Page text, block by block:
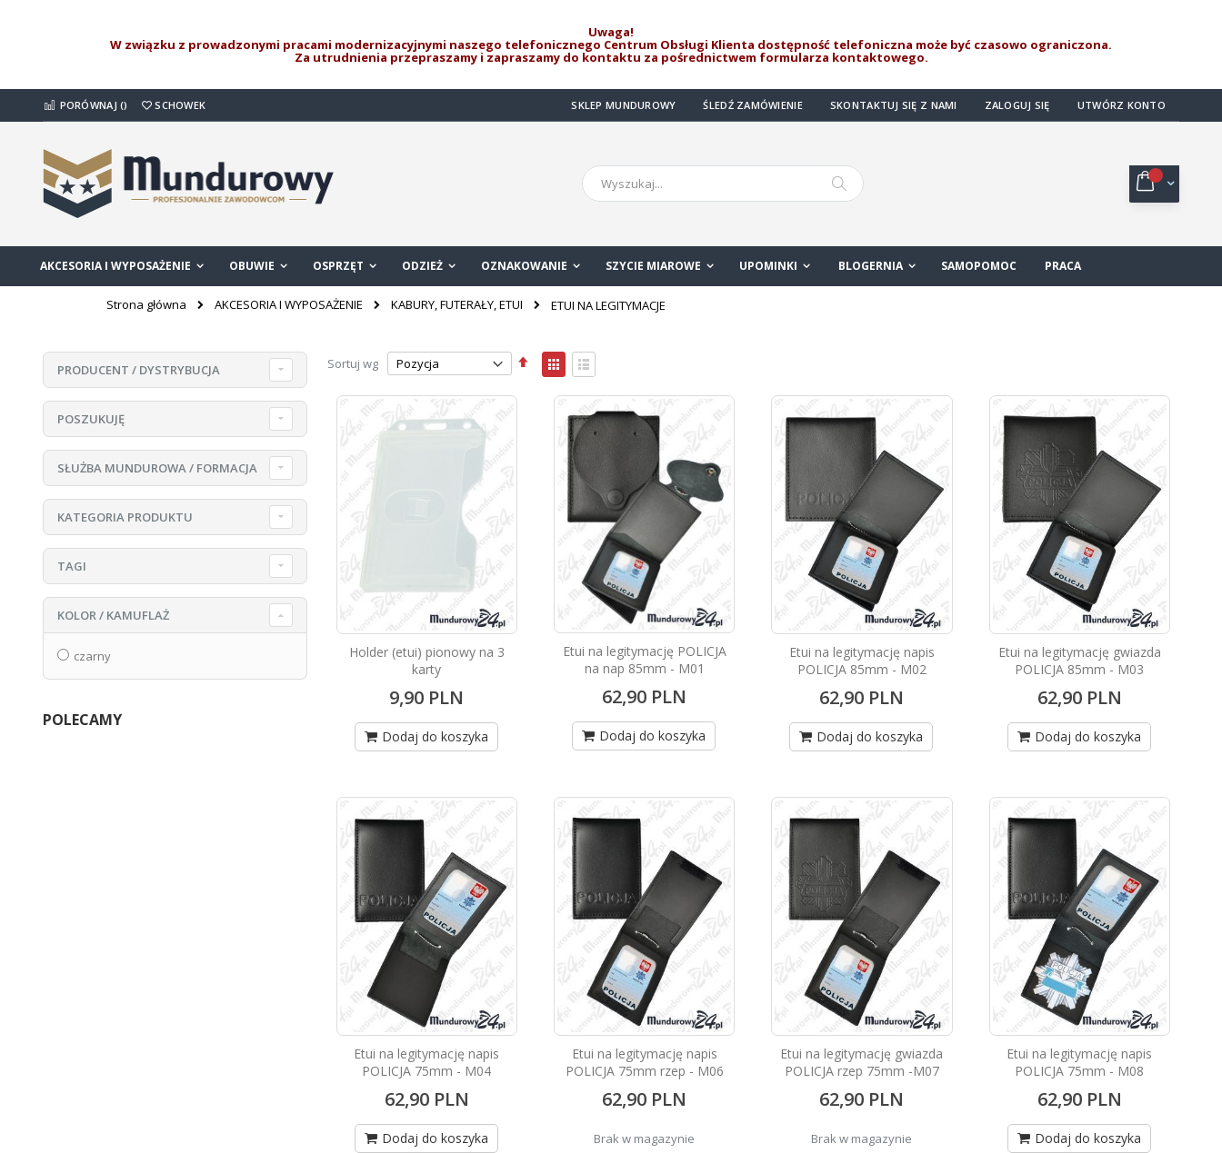
Uwaga!
W związku z prowadzonymi pracami modernizacyjnymi naszego telefonicznego Centrum Obsługi Klienta dostępność telefoniczna może być czasowo ograniczona.
Za utrudnienia przepraszamy i zapraszamy do kontaktu za pośrednictwem formularza kontaktowego.
Przejdź
do
SKLEP MUNDUROWY
PORÓWNAJ () ŚLEDŹ ZAMÓWIENIE SKONTAKTUJ SIĘ Z NAMI ZALOGUJ SIĘ UTWÓRZ KONTO
SCHOWEK
Mój koszyk
Szukaj
Szukaj
AKCESORIA I WYPOSAŻENIE OBUWIE OSPRZĘT ODZIEŻ OZNAKOWANIE SZYCIE MIAROWE UPOMINKI BLOGERNIA SAMOPOMOC PRACA
Strona główna AKCESORIA I WYPOSAŻENIE KABURY, FUTERAŁY, ETUI ETUI NA LEGITYMACJE
Sortuj wg
Ustaw
kierunek
malejący
Zobacz
jako
Holder (etui) pionowy na 3
karty
9,90 PLN
Dodaj do koszyka
Etui na legitymację POLICJA
na nap 85mm - M01
62,90 PLN
Dodaj do koszyka
Etui na legitymację napis
POLICJA 85mm - M02
62,90 PLN
Dodaj do koszyka
Etui na legitymację gwiazda
POLICJA 85mm - M03
62,90 PLN
Dodaj do koszyka
Etui na legitymację napis
POLICJA 75mm - M04
62,90 PLN
Dodaj do koszyka
Etui na legitymację napis
POLICJA 75mm rzep - M06
62,90 PLN
Brak w magazynie
Etui na legitymację gwiazda
POLICJA rzep 75mm -M07
62,90 PLN
Brak w magazynie
Etui na legitymację napis
POLICJA 75mm - M08
62,90 PLN
Dodaj do koszyka
PRODUCENT / DYSTRYBUCJA
POSZUKUJĘ
SŁUŻBA MUNDUROWA / FORMACJA
KATEGORIA PRODUKTU
TAGI
KOLOR / KAMUFLAŻ
czarny
POLECAMY